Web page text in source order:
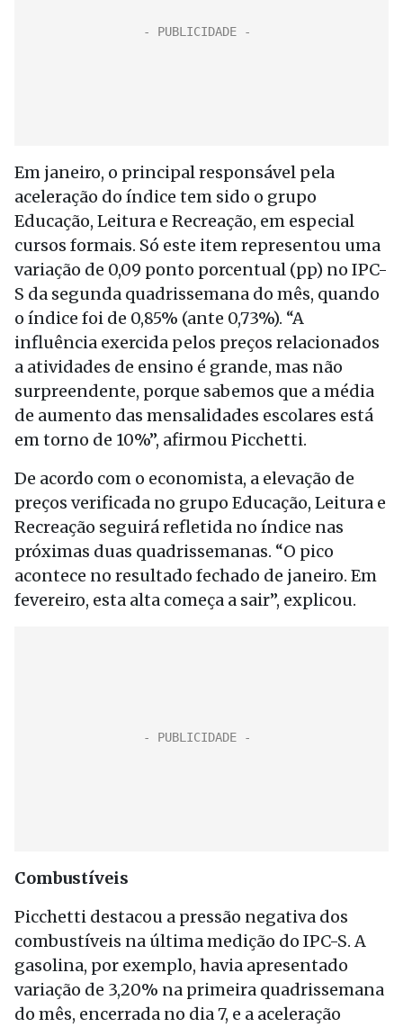
Em janeiro, o principal responsável pela
aceleração do índice tem sido o grupo
Educação, Leitura e Recreação, em especial
cursos formais. Só este item representou uma
variação de 0,09 ponto porcentual (pp) no IPC-
S da segunda quadrissemana do mês, quando
o índice foi de 0,85% (ante 0,73%). “A
influência exercida pelos preços relacionados
a atividades de ensino é grande, mas não
surpreendente, porque sabemos que a média
de aumento das mensalidades escolares está
em torno de 10%”, afirmou Picchetti.
De acordo com o economista, a elevação de
preços verificada no grupo Educação, Leitura e
Recreação seguirá refletida no índice nas
próximas duas quadrissemanas. “O pico
acontece no resultado fechado de janeiro. Em
fevereiro, esta alta começa a sair”, explicou.
Combustíveis
Picchetti destacou a pressão negativa dos
combustíveis na última medição do IPC-S. A
gasolina, por exemplo, havia apresentado
variação de 3,20% na primeira quadrissemana
do mês, encerrada no dia 7, e a aceleração